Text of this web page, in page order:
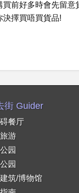
前好多時會先留意
決擇買唔買貨品!
街 Guider
餐厅
游
园
园
筑/博物馆